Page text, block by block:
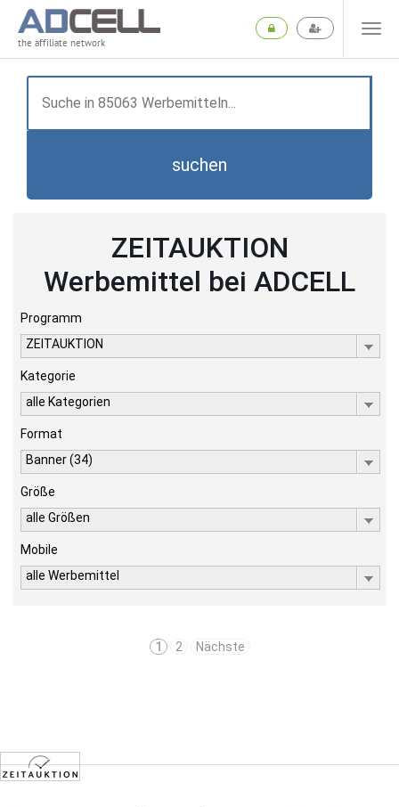
the affiliate network
suchen
ZEITAUKTION
Werbemittel bei ADCELL
Programm
ZEITAUKTION
Kategorie
alle Kategorien
Format
Banner (34)
Größe
alle Größen
Mobile
alle Werbemittel
1 2 Nächste